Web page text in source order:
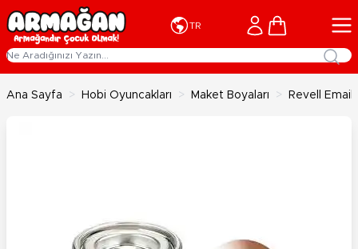
İçeriğe geç
TR Cart
Ana Sayfa > Hobi Oyuncakları > Maket Boyaları > Revell Email